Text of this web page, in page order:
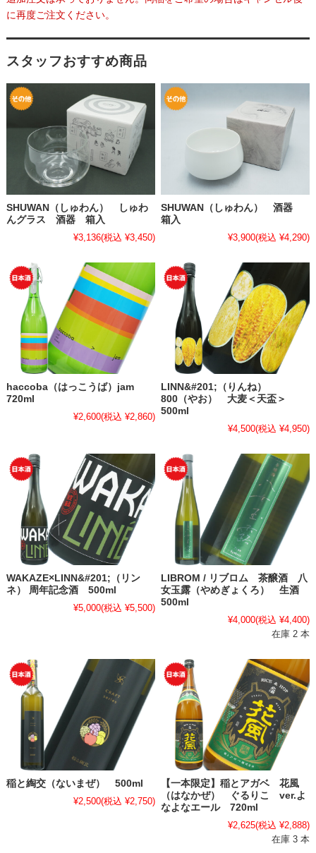
に再度ご注文ください。
スタッフおすすめ商品
SHUWAN（しゅわん） しゅわ
んグラス 酒器 箱入
¥3,136(税込 ¥3,450)
SHUWAN（しゅわん） 酒器
箱入
¥3,900(税込 ¥4,290)
haccoba（はっこうば）jam
720ml
¥2,600(税込 ¥2,860)
LINN&#201;（りんね）
800（やお） 大麦＜天盃＞
500ml
¥4,500(税込 ¥4,950)
WAKAZE×LINN&#201;（リン
ネ） 周年記念酒 500ml
¥5,000(税込 ¥5,500)
LIBROM / リブロム 茶醸酒 八
女玉露（やめぎょくろ） 生酒
500ml
¥4,000(税込 ¥4,400)
在庫 2 本
稲と綯交（ないまぜ） 500ml
¥2,500(税込 ¥2,750)
【一本限定】稲とアガベ 花風
（はなかぜ） ぐるりこ ver.よ
なよなエール 720ml
¥2,625(税込 ¥2,888)
在庫 3 本